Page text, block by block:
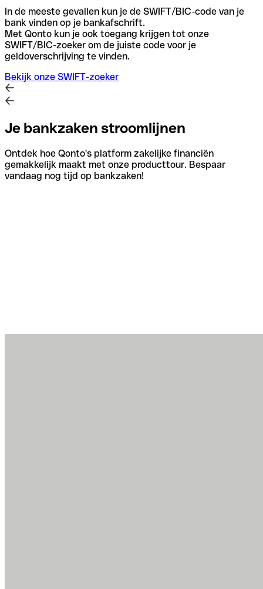
In de meeste gevallen kun je de SWIFT/BIC-code van je
bank vinden op je bankafschrift.
Met Qonto kun je ook toegang krijgen tot onze
SWIFT/BIC-zoeker om de juiste code voor je
geldoverschrijving te vinden.
Bekijk onze SWIFT-zoeker
Je bankzaken stroomlijnen
Ontdek hoe Qonto's platform zakelijke financiën
gemakkelijk maakt met onze producttour. Bespaar
vandaag nog tijd op bankzaken!